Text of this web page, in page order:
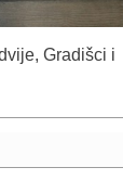
Gradišci i